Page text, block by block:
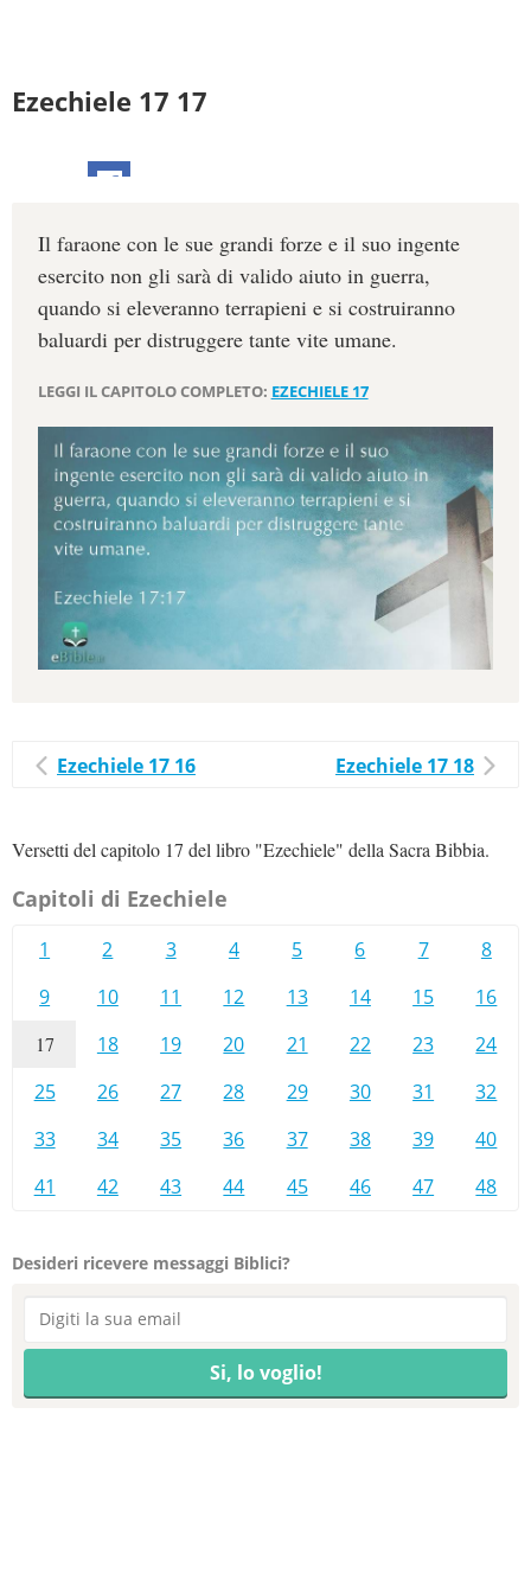
Ezechiele 17 17
Il faraone con le sue grandi forze e il suo ingente
esercito non gli sarà di valido aiuto in guerra,
quando si eleveranno terrapieni e si costruiranno
baluardi per distruggere tante vite umane.
LEGGI IL CAPITOLO COMPLETO: EZECHIELE 17
Ezechiele 17 16 Ezechiele 17 18
Versetti del capitolo 17 del libro "Ezechiele" della Sacra Bibbia.
Capitoli di Ezechiele
1 2 3 4 5 6 7
8
9
10 11 12 13 14 15 16
17 18 19 20 21 22 23
24
25
26 27 28 29 30 31
32
33
34 35 36 37 38 39
40
41
42 43 44 45 46 47 48
Desideri ricevere messaggi Biblici?